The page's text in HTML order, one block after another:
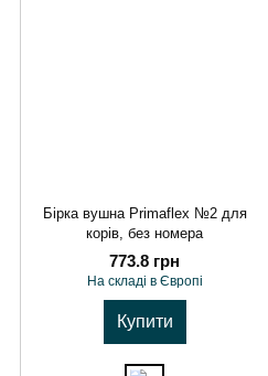
Бірка вушна Primaflex №2 для
корів, без номера
773.8 грн
На складі в Європі
Купити